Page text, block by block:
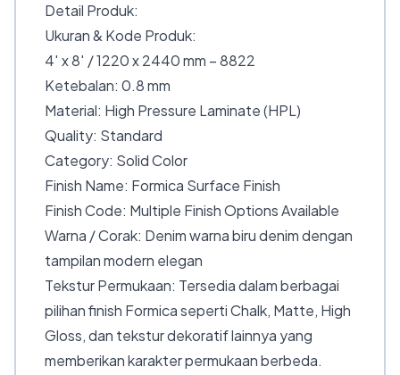
Detail Produk:
Ukuran & Kode Produk:
4′ x 8′ / 1220 x 2440 mm – 8822
Ketebalan: 0.8 mm
Material: High Pressure Laminate (HPL)
Quality: Standard
Category: Solid Color
Finish Name: Formica Surface Finish
Finish Code: Multiple Finish Options Available
Warna / Corak: Denim warna biru denim dengan
tampilan modern elegan
Tekstur Permukaan: Tersedia dalam berbagai
pilihan finish Formica seperti Chalk, Matte, High
Gloss, dan tekstur dekoratif lainnya yang
memberikan karakter permukaan berbeda.